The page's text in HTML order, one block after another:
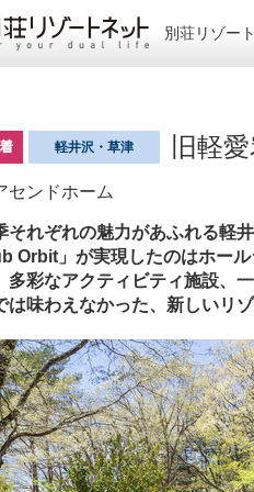
別荘リゾー
軽井沢・草津 旧軽
センドホーム
それぞれの魅力があふれる軽
Orbit」が実現したのはホー
多彩なアクティビティ施設、
は味わえなかった、新しいリ